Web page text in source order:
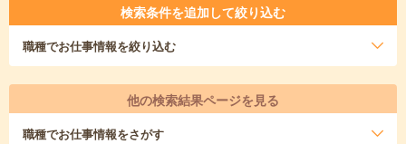
検索条件を追加して絞り込む
職種でお仕事情報を絞り込む
他の検索結果ページを見る
職種でお仕事情報をさがす